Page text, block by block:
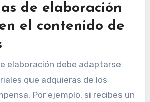
de elaboración
el contenido de
elaboración debe adaptarse
que adquieras de los
Por ejemplo, si recibes un